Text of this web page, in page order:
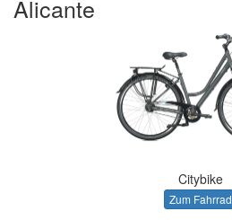
Alicante
Citybike
Zum Fahrrad